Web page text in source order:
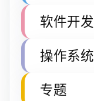
软件开发
操作系统
专题